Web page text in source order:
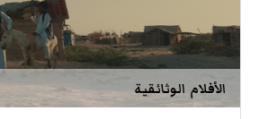
الأفلام الوثائقية